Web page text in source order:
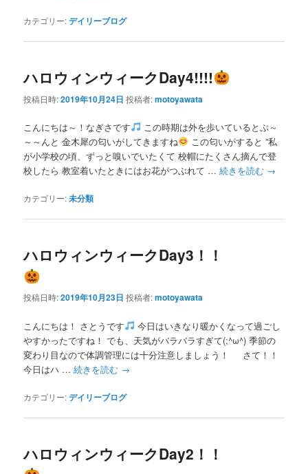
カテゴリー:デイリーブログ
ハロウィンウィークDay4!!!!
投稿日時:2019年10月24日 投稿者:motoyawata
こんにちは～！なぎさです
この時期は外を歩いているとぷ～
～～んと 金木犀の匂いがしてきますね
この匂いがすると ”私
が小学校の頃、ずっと嗅いでいたくて 校帽にたくさん摘んで登
校したら 教室着いたときにはお花がつぶれて …続きを読む →
カテゴリー:未分類
ハロウィンウィークDay3！！
投稿日時:2019年10月23日 投稿者:motoyawata
こんにちは！ さとうです
今日はいきなり暖かくなって過ごし
やすかったですね！ でも、天気がバラバラすぎて(;^ω^) 季節の
変わり目なので体調管理には十分注意しましょう！ さて！！
今日はハ …続きを読む →
カテゴリー:デイリーブログ
ハロウィンウィークDay2！！